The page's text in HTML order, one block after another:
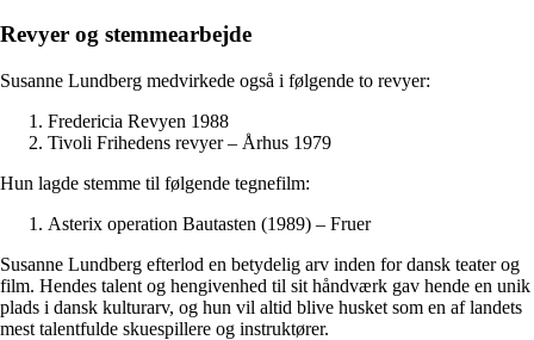
Revyer og stemmearbejde
Susanne Lundberg medvirkede også i følgende to revyer:
Fredericia Revyen 1988
Tivoli Frihedens revyer – Århus 1979
Hun lagde stemme til følgende tegnefilm:
Asterix operation Bautasten (1989) – Fruer
Susanne Lundberg efterlod en betydelig arv inden for dansk teater og
film. Hendes talent og hengivenhed til sit håndværk gav hende en unik
plads i dansk kulturarv, og hun vil altid blive husket som en af landets
mest talentfulde skuespillere og instruktører.